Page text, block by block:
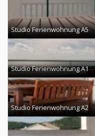
Studio Ferienwohnung A5
Studio Ferienwohnung A1
Studio Ferienwohnung A2